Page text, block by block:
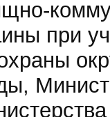
при